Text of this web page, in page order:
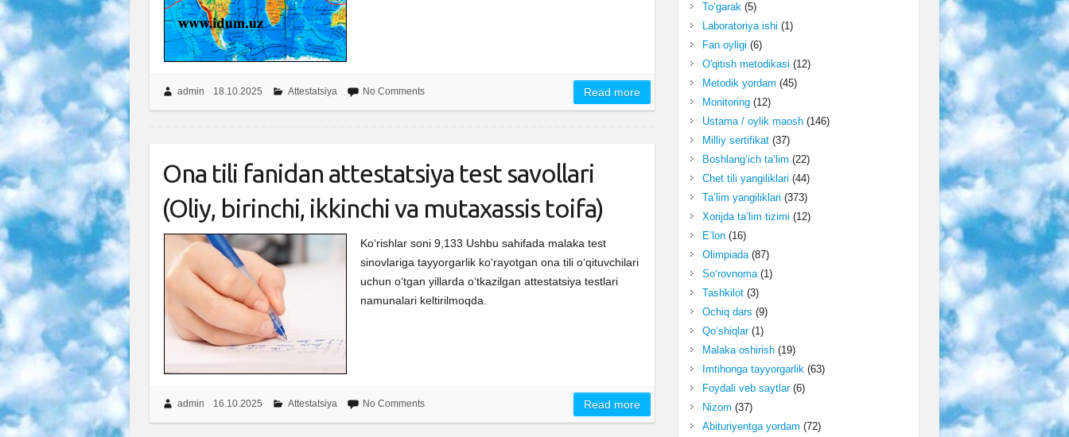
admin 18.10.2025 Attestatsiya No Comments Read more
Ona tili fanidan attestatsiya test savollari
(Oliy, birinchi, ikkinchi va mutaxassis toifa)
Ko‘rishlar soni 9,133 Ushbu sahifada malaka test
sinovlariga tayyorgarlik ko‘rayotgan ona tili o‘qituvchilari
uchun o‘tgan yillarda o‘tkazilgan attestatsiya testlari
namunalari keltirilmoqda.
admin 16.10.2025 Attestatsiya No Comments Read more
To‘garak(5)
Laboratoriya ishi (1)
Fan oyligi (6)
O'qitish metodikasi (12)
Metodik yordam (45)
Monitoring(12)
Ustama / oylik maosh(146)
Milliy sertifikat(37)
Boshlang‘ich ta’lim (22)
Chet tili yangiliklari (44)
Ta’lim yangiliklari (373)
Xorijda ta’lim tizimi (12)
E’lon(16)
Olimpiada(87)
So‘rovnoma(1)
Tashkilot(3)
Ochiq dars (9)
Qo‘shiqlar(1)
Malaka oshirish(19)
Imtihonga tayyorgarlik(63)
Foydali veb saytlar(6)
Nizom (37)
Abituriyentga yordam (72)